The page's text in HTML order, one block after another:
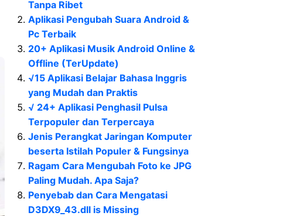
Tanpa Ribet
Aplikasi Pengubah Suara Android &
Pc Terbaik
20+ Aplikasi Musik Android Online &
Offline (TerUpdate)
√15 Aplikasi Belajar Bahasa Inggris
yang Mudah dan Praktis
√ 24+ Aplikasi Penghasil Pulsa
Terpopuler dan Terpercaya
Jenis Perangkat Jaringan Komputer
beserta Istilah Populer & Fungsinya
Ragam Cara Mengubah Foto ke JPG
Paling Mudah. Apa Saja?
Penyebab dan Cara Mengatasi
D3DX9_43.dll is Missing